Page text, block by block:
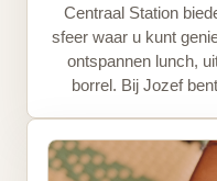
Centraal Station
sfeer waar u kunt
ontspannen lunch,
borrel. Bij Jozef